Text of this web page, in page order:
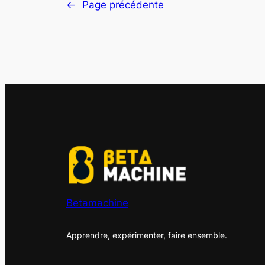
← Page précédente
Betamachine
Apprendre, expérimenter, faire ensemble.